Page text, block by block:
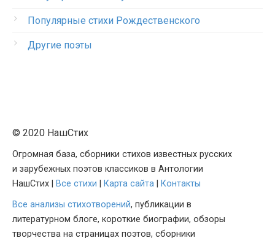
Популярные стихи Рождественского
Другие поэты
© 2020 НашСтих
Огромная база, сборники стихов известных русских
и зарубежных поэтов классиков в Антологии
НашСтих |
Все стихи Карта сайта
Контакты
Все анализы стихотворений, публикации в
литературном блоге, короткие биографии, обзоры
творчества на страницах поэтов, сборники